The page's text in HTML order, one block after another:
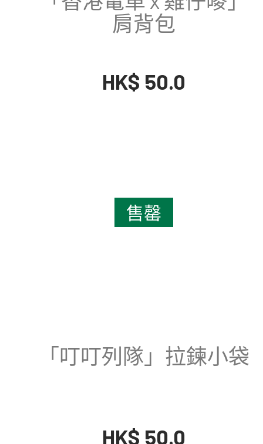
肩背包
HK$ 50.0
售罄
「叮叮列隊」拉鍊小袋
HK$ 50.0